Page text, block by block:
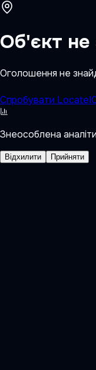
Об'єкт не
Оголошення не
Спробувати
Знеособлена
Відхилити Прийняти